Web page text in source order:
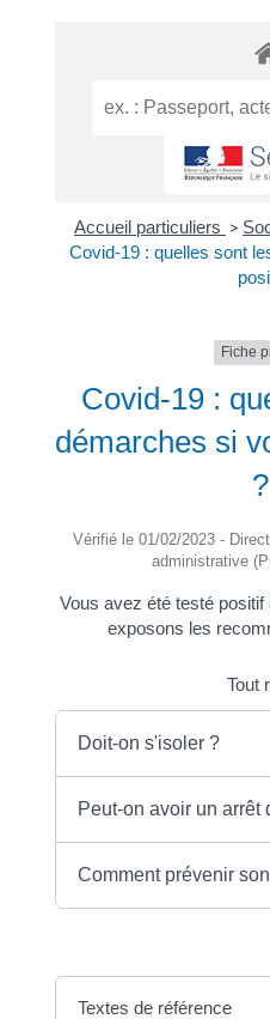
Accueil particuliers >
Covid-19 : quelles sont
Fiche
Covid-19 :
démarches si
?
Vérifié le 01/02/2023 -
administrative
Vous avez été testé
exposons les
Tout
Doit-on s'isoler ?
Peut-on avoir un arrêt
Comment prévenir
Textes de référence